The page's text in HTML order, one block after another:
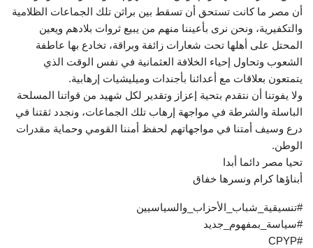
أن مصر ما كانت تستحق أن تسقط بين براثن تلك الجماعات الظلامية
والتكفيرية، ونحن نرى بأعيننا منهم من يبيع ثروات بلادهم ويعين
المحتل على أهلها تحت شعارات زائفة وبراقة، تخادع بها عاطفة
الشعوب وتحاول إحياء الخلافة العثمانية في نفس الوقت الذي
يتمتعون بعلاقات مع أعدائنا بأجندات وميليشيات إرهابية.
ولا يفوتنا أن نتقدم بتحية إعزاز وتقدير لكل شهيد من قواتنا المسلحة
الباسلة والشرطة في مواجهة إرهاب تلك الجماعات، ونجدد ثقتنا في
درع وسيف أمتنا في مواجهاتهم لحفظ أمننا القومي وحماية مقدرات
الوطن.
تحيا مصر دائما أبدا
أبناؤها كرام ونسرها خفاق
#تنسيقية_شباب_الأحزاب_والسياسيين
#سياسة_بمفهوم_جديد
#CPYP